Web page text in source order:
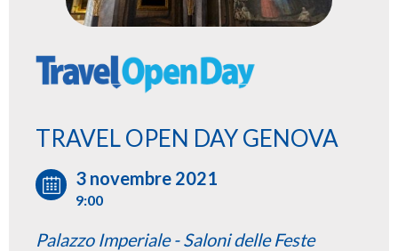
TRAVEL OPEN DAY GENOVA
3 novembre 2021
9:00
Palazzo Imperiale - Saloni delle Feste